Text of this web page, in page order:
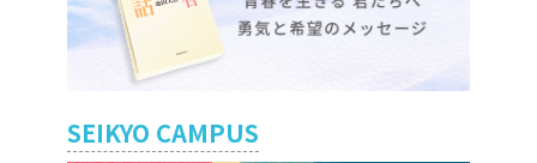
SEIKYO CAMPUS